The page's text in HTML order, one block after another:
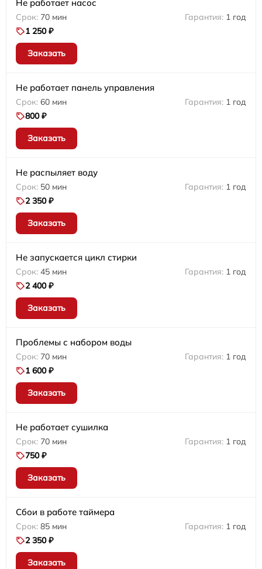
Не работает насос
70 мин
1 год
1 250 ₽
Заказать
Не работает панель управления
60 мин
1 год
800 ₽
Заказать
Не распыляет воду
50 мин
1 год
2 350 ₽
Заказать
Не запускается цикл стирки
45 мин
1 год
2 400 ₽
Заказать
Проблемы с набором воды
70 мин
1 год
1 600 ₽
Заказать
Не работает сушилка
70 мин
1 год
750 ₽
Заказать
Сбои в работе таймера
85 мин
1 год
2 350 ₽
Заказать